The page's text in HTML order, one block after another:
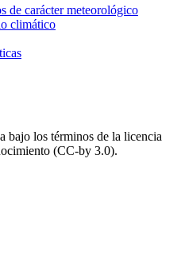
de carácter meteorológico
climático
bajo los términos de la licencia
(CC-by 3.0).